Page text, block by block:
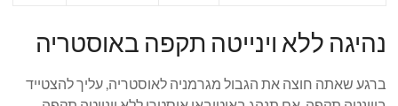
נהיגה ללא וינייטה תקפה באוסטריה
ברגע שאתה חוצה את הגבול מגרמניה לאוסטריה, עליך להצטייד